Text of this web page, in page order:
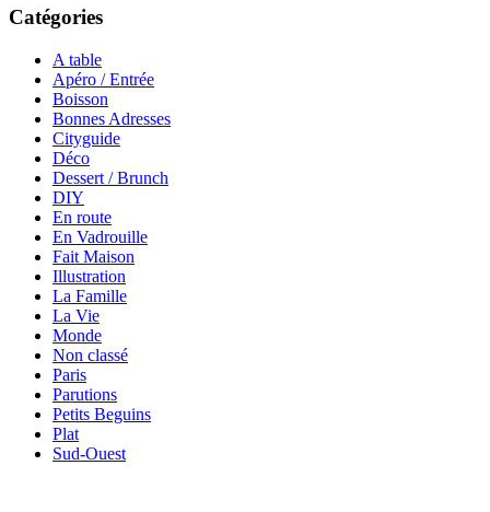
Catégories
A table
Apéro / Entrée
Boisson
Bonnes Adresses
Cityguide
Déco
Dessert / Brunch
DIY
En route
En Vadrouille
Fait Maison
Illustration
La Famille
La Vie
Monde
Non classé
Paris
Parutions
Petits Beguins
Plat
Sud-Ouest